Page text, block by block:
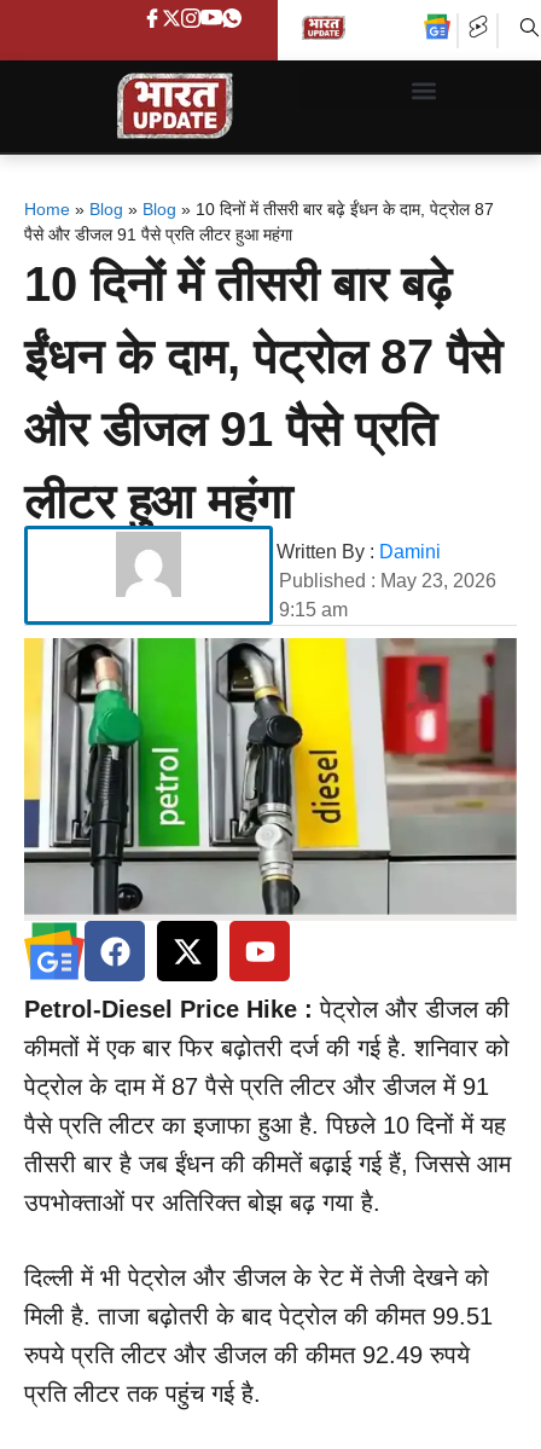
Home » Blog » Blog » 10 दिनों में तीसरी बार बढ़े ईंधन के दाम, पेट्रोल 87
पैसे और डीजल 91 पैसे प्रति लीटर हुआ महंगा
10 दिनों में तीसरी बार बढ़े
ईंधन के दाम, पेट्रोल 87 पैसे
और डीजल 91 पैसे प्रति
लीटर हुआ महंगा
Written By : Damini
Published : May 23, 2026
9:15 am
Petrol-Diesel Price Hike :पेट्रोल और डीजल की
कीमतों में एक बार फिर बढ़ोतरी दर्ज की गई है. शनिवार को
पेट्रोल के दाम में 87 पैसे प्रति लीटर और डीजल में 91
पैसे प्रति लीटर का इजाफा हुआ है. पिछले 10 दिनों में यह
तीसरी बार है जब ईंधन की कीमतें बढ़ाई गई हैं, जिससे आम
उपभोक्ताओं पर अतिरिक्त बोझ बढ़ गया है.
दिल्ली में भी पेट्रोल और डीजल के रेट में तेजी देखने को
मिली है. ताजा बढ़ोतरी के बाद पेट्रोल की कीमत 99.51
रुपये प्रति लीटर और डीजल की कीमत 92.49 रुपये
प्रति लीटर तक पहुंच गई है.